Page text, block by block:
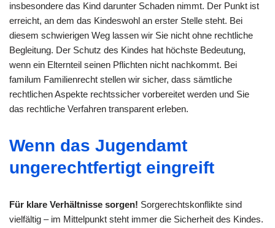
insbesondere das Kind darunter Schaden nimmt. Der Punkt ist
erreicht, an dem das Kindeswohl an erster Stelle steht. Bei
diesem schwierigen Weg lassen wir Sie nicht ohne rechtliche
Begleitung. Der Schutz des Kindes hat höchste Bedeutung,
wenn ein Elternteil seinen Pflichten nicht nachkommt. Bei
familum Familienrecht stellen wir sicher, dass sämtliche
rechtlichen Aspekte rechtssicher vorbereitet werden und Sie
das rechtliche Verfahren transparent erleben.
Wenn das Jugendamt
ungerechtfertigt eingreift
Für klare Verhältnisse sorgen! Sorgerechtskonflikte sind
vielfältig – im Mittelpunkt steht immer die Sicherheit des Kindes.